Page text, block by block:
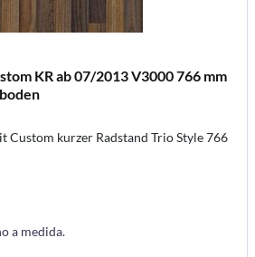
KR ab 07/2013 V3000 766 mm
Custom kurzer Radstand Trio Style 766
a medida.